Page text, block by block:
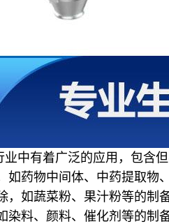
中有着广泛的应用，包含但
药物中间体、中药提取物
如蔬菜粉、果汁粉等的制备
料、颜料、催化剂等的制备